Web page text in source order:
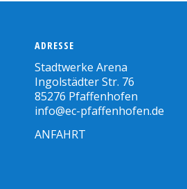
ADRESSE
Stadtwerke Arena
Ingolstädter Str. 76
85276 Pfaffenhofen
info@ec-pfaffenhofen.de
ANFAHRT